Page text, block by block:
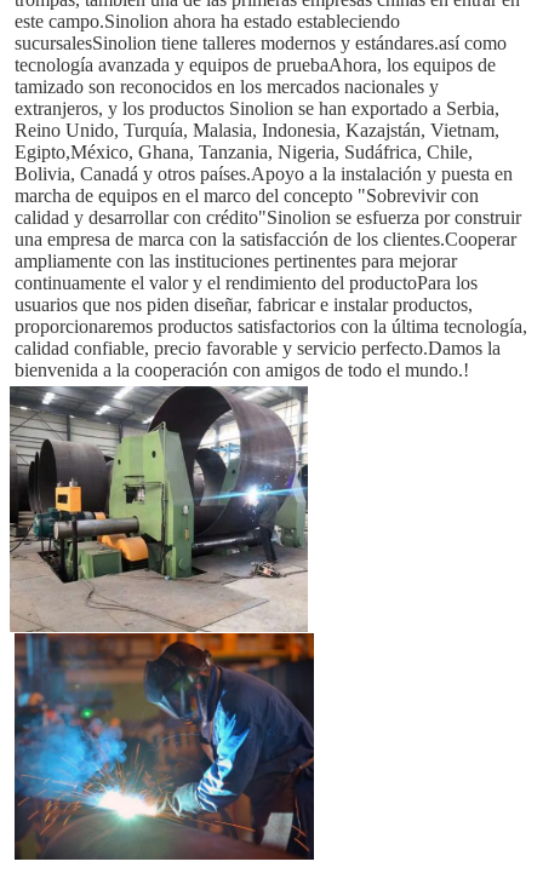
este campo.Sinolion ahora ha estado estableciendo
sucursalesSinolion tiene talleres modernos y estándares.así como
tecnología avanzada y equipos de pruebaAhora, los equipos de
tamizado son reconocidos en los mercados nacionales y
extranjeros, y los productos Sinolion se han exportado a Serbia,
Reino Unido, Turquía, Malasia, Indonesia, Kazajstán, Vietnam,
Egipto,México, Ghana, Tanzania, Nigeria, Sudáfrica, Chile,
Bolivia, Canadá y otros países.Apoyo a la instalación y puesta en
marcha de equipos en el marco del concepto "Sobrevivir con
calidad y desarrollar con crédito"Sinolion se esfuerza por construir
una empresa de marca con la satisfacción de los clientes.Cooperar
ampliamente con las instituciones pertinentes para mejorar
continuamente el valor y el rendimiento del productoPara los
usuarios que nos piden diseñar, fabricar e instalar productos,
proporcionaremos productos satisfactorios con la última tecnología,
calidad confiable, precio favorable y servicio perfecto.Damos la
bienvenida a la cooperación con amigos de todo el mundo.!